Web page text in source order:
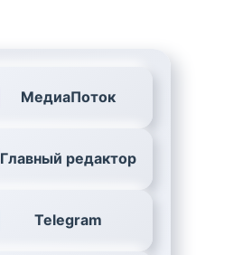
МедиаПоток
Главный редактор
Telegram